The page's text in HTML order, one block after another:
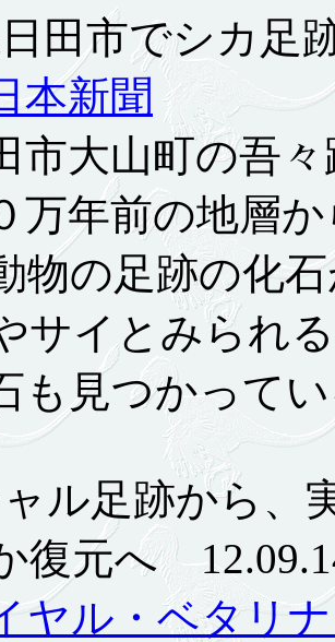
田市でシカ足
本新聞
大山町の吾々
万年前の地層
の足跡の化
サイとみられ
見つかってい
ル足跡から、
復元へ
ヤル・ベタリ